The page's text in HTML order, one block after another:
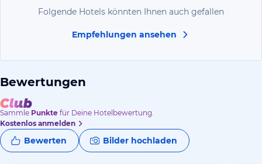
Folgende Hotels könnten Ihnen auch gefallen
Empfehlungen ansehen
Bewertungen
Sammle Punkte für Deine Hotelbewertung.
Kostenlos anmelden
Bewerten Bilder hochladen